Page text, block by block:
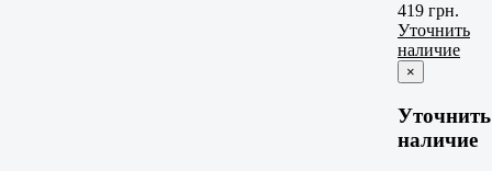
419 грн.
Уточнить
наличие
×
Уточнить
наличие